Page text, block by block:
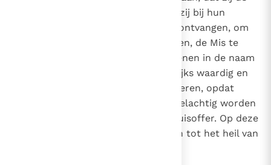
macht indachtig mogen zijn, die zij bij hun
wijding van de bisschop hebben ontvangen, om
nl. aan God het Offer op te dragen, de Mis te
vieren voor levenden en overledenen in de naam
en dat zij dagelijks waardig en
met godsvrucht de Mis mogen vieren, opdat
zijzelf en de andere gelovigen deelachtig worden
aan de rijke vruchten van het Kruisoffer. Op deze
wijze zullen zij ook veel bijdragen tot het heil van